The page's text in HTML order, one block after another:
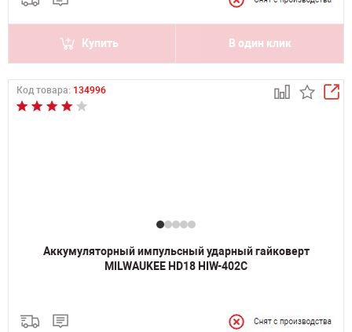
Купить В один клик
Код товара: 134996
Аккумуляторный импульсный ударный гайковерт
MILWAUKEE HD18 HIW-402C